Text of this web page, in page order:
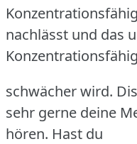
nachlässt und das
schwächer wird.
sehr gerne deine
hören. Hast du